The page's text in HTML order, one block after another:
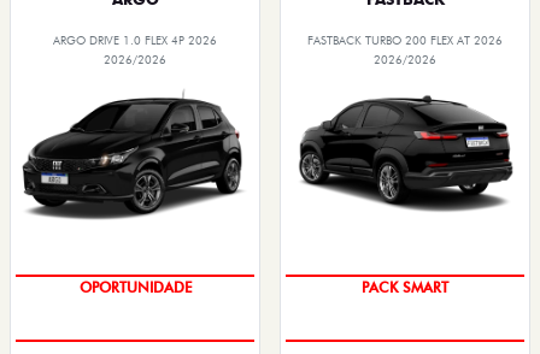
ARGO DRIVE 1.0 FLEX 4P 2026
2026/2026
OPORTUNIDADE
FASTBACK TURBO 200 FLEX AT 2026
2026/2026
PACK SMART